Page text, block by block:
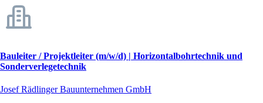
Bauleiter / Projektleiter (m/w/d) | Horizontalbohrtechnik und
Sonderverlegetechnik
Josef Rädlinger Bauunternehmen GmbH